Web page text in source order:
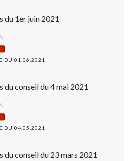
du 1er juin 2021
DU 01.06.2021
du conseil du 4 mai 2021
DU 04.05.2021
du conseil du 23 mars 2021